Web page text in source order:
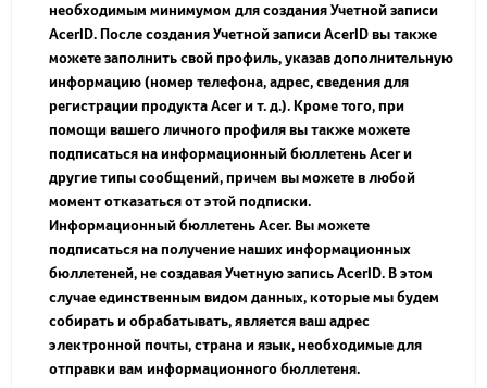
необходимым минимумом для создания Учетной записи
AcerID. После создания Учетной записи AcerID вы также
можете заполнить свой профиль, указав дополнительную
информацию (номер телефона, адрес, сведения для
регистрации продукта Acer и т. д.). Кроме того, при
помощи вашего личного профиля вы также можете
подписаться на информационный бюллетень Acer и
другие типы сообщений, причем вы можете в любой
момент отказаться от этой подписки.
Информационный бюллетень Acer. Вы можете
подписаться на получение наших информационных
бюллетеней, не создавая Учетную запись AcerID. В этом
случае единственным видом данных, которые мы будем
собирать и обрабатывать, является ваш адрес
электронной почты, страна и язык, необходимые для
отправки вам информационного бюллетеня.